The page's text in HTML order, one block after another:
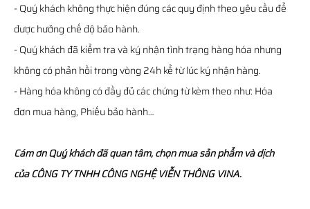
- Quý khách không thực hiện đúng các quy định theo yêu cầu để
được hưởng chế độ bảo hành.
- Quý khách đã kiểm tra và ký nhận tình trạng hàng hóa nhưng
không có phản hồi trong vòng 24h kể từ lúc ký nhận hàng.
- Hàng hóa không có đầy đủ các chứng từ kèm theo như: Hóa
đơn mua hàng, Phiếu bảo hành…
Cám ơn Quý khách đã quan tâm, chọn mua sản phẩm và dịch
của CÔNG TY TNHH CÔNG NGHỆ VIỄN THÔNG VINA.